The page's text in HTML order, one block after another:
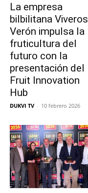
La empresa
bilbilitana Viveros
Verón impulsa la
fruticultura del
futuro con la
presentación del
Fruit Innovation
Hub
DUKVI TV - 10 febrero 2026